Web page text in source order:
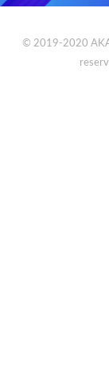
© 2019-2020